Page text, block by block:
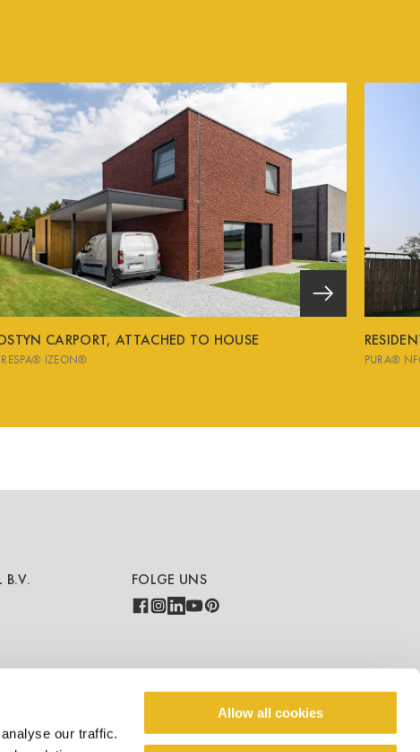
our traffic.
Allow all cookies
CARPORT, ATTACHED TO HOUSE
IZEON® PURA®
FOLGE UNS
COUNTRY - LANGUAGE
DE/CH
B.V.